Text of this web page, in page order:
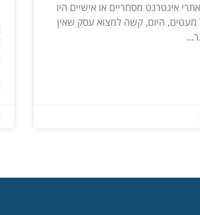
אינטרנט מסחריים או אישיים היו
היום, קשה למצוא עסק שאין